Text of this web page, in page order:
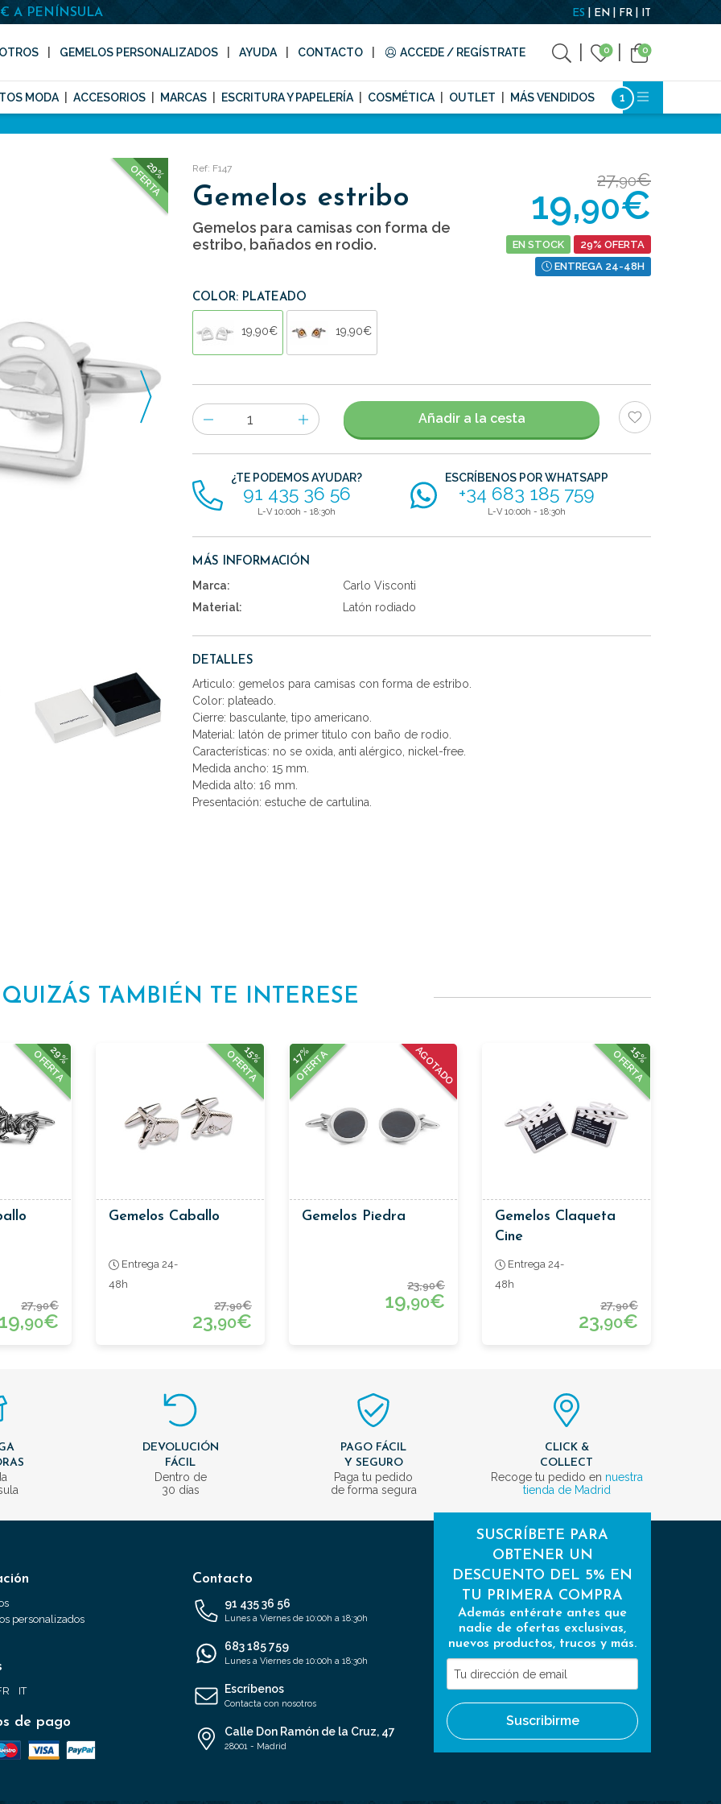
A PENÍNSULA ES EN FR IT
GEMELOS PERSONALIZADOS AYUDA CONTACTO ACCEDE / REGÍSTRATE 0 0
MODA ACCESORIOS MARCAS ESCRITURA Y PAPELERÍA COSMÉTICA OUTLET MÁS VENDIDOS
29%
OFERTA Ref: F147
Gemelos estribo
Gemelos para camisas con forma de
estribo, bañados en rodio.
27,90€
19,90€
EN STOCK
29% OFERTA
ENTREGA 24-48H
COLOR: PLATEADO
19,90€ 19,90€
Número
de
artículos
Añadir a la cesta
¿TE PODEMOS AYUDAR?
91 435 36 56
L-V 10:00h - 18:30h
ESCRÍBENOS POR WHATSAPP
+34 683 185 759
L-V 10:00h - 18:30h
MÁS INFORMACIÓN
Marca:
Carlo Visconti
Material:
Latón rodiado
DETALLES
Articulo: gemelos para camisas con forma de estribo.
Color: plateado.
Cierre: basculante, tipo americano.
Material: latón de primer titulo con baño de rodio.
Características: no se oxida, anti alérgico, nickel-free.
Medida ancho: 15 mm.
Medida alto: 16 mm.
Presentación: estuche de cartulina.
QUIZÁS TAMBIÉN TE INTERESE
29%
OFERTA
27,90€
19,90€
15%
OFERTA
Gemelos Caballo
Entrega 24-
48h
27,90€
23,90€
AGOTADO
17%
OFERTA
Gemelos Piedra
23,90€
19,90€
15%
OFERTA
Gemelos Claqueta
Cine
Entrega 24-
48h
27,90€
23,90€
DEVOLUCIÓN
FÁCIL
Dentro de
30 días
PAGO FÁCIL
Y SEGURO
Paga tu pedido
de forma segura
CLICK &
COLLECT
Recoge tu pedido en nuestra
tienda de Madrid
personalizados
IT
de pago
Contacto
91 435 36 56
Lunes a Viernes de 10:00h a 18:30h
683 185 759
Lunes a Viernes de 10:00h a 18:30h
Escríbenos
Contacta con nosotros
Calle Don Ramón de la Cruz, 47
28001 - Madrid
SUSCRÍBETE PARA
OBTENER UN
DESCUENTO DEL 5% EN
TU PRIMERA COMPRA
Además entérate antes que
nadie de ofertas exclusivas,
nuevos productos, trucos y más.
Tu
dirección
de
email
Suscribirme